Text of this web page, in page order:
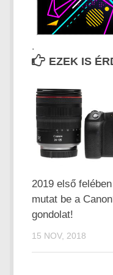
.
EZEK IS
2019 első
mutat be a
gondolat!
15 NOV, 2018